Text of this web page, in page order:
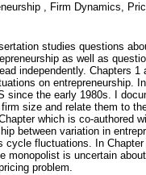
, Firm Dynamics,
studies questions
as well as
independently. Chapters
on entrepreneurship.
since the early 1980s. I
size and relate them to
which is co-authored
between variation in
cycle fluctuations. In
monopolist is uncertain
problem.